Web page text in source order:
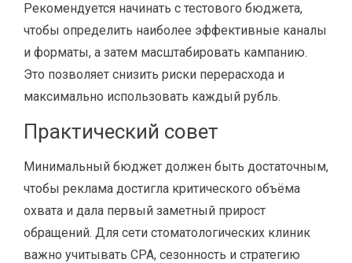
Рекомендуется начинать с тестового бюджета,
чтобы определить наиболее эффективные каналы
и форматы, а затем масштабировать кампанию.
Это позволяет снизить риски перерасхода и
максимально использовать каждый рубль.
Практический совет
Минимальный бюджет должен быть достаточным,
чтобы реклама достигла критического объёма
охвата и дала первый заметный прирост
обращений. Для сети стоматологических клиник
важно учитывать CPA, сезонность и стратегию